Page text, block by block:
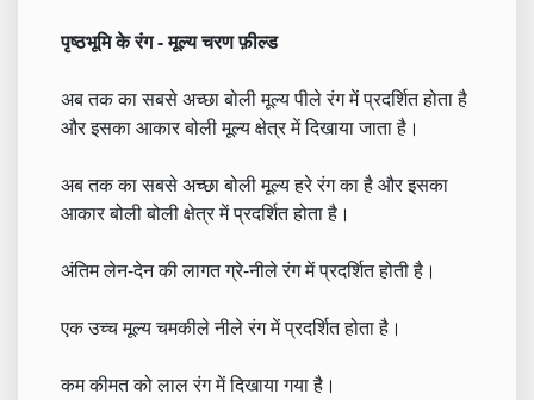
पृष्ठभूमि के रंग - मूल्य चरण फ़ील्ड
अब तक का सबसे अच्छा बोली मूल्य पीले रंग में प्रदर्शित होता है
और इसका आकार बोली मूल्य क्षेत्र में दिखाया जाता है।
अब तक का सबसे अच्छा बोली मूल्य हरे रंग का है और इसका
आकार बोली बोली क्षेत्र में प्रदर्शित होता है।
अंतिम लेन-देन की लागत ग्रे-नीले रंग में प्रदर्शित होती है।
एक उच्च मूल्य चमकीले नीले रंग में प्रदर्शित होता है।
कम कीमत को लाल रंग में दिखाया गया है।